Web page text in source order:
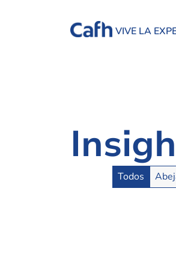
VIVE LA
Insights Buttons
Todos